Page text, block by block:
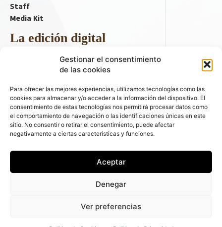
Gestionar el consentimiento
de las cookies
Para ofrecer las mejores experiencias, utilizamos tecnologías como las
cookies para almacenar y/o acceder a la información del dispositivo. El
consentimiento de estas tecnologías nos permitirá procesar datos como
el comportamiento de navegación o las identificaciones únicas en este
sitio. No consentir o retirar el consentimiento, puede afectar
negativamente a ciertas características y funciones.
Aceptar
Denegar
Ver preferencias
Staff
Media Kit
La edición digital
Descargar último ejemplar
ir a hemeroteca
+ Contenido en redes sociales
automóviles - C/ Fernández de la Hoz 70, 1ºB - 28003 - Madrid
fleetpeople@fleetpeople.es